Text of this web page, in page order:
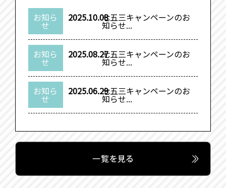
お知ら
せ
2025.10.08七五三キャンペーンのお
知らせ...
お知ら
せ
2025.08.27七五三キャンペーンのお
知らせ...
お知ら
せ
2025.06.29七五三キャンペーンのお
知らせ...